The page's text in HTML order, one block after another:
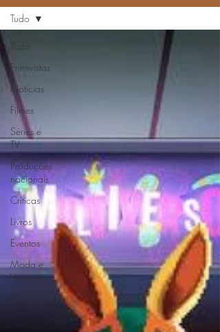
Entrevistas
Notícias
Filmes
Séries e
TV
Produções
nacionais
Críticas
Livros
Eventos
Moda e
Vestuário
Tudo